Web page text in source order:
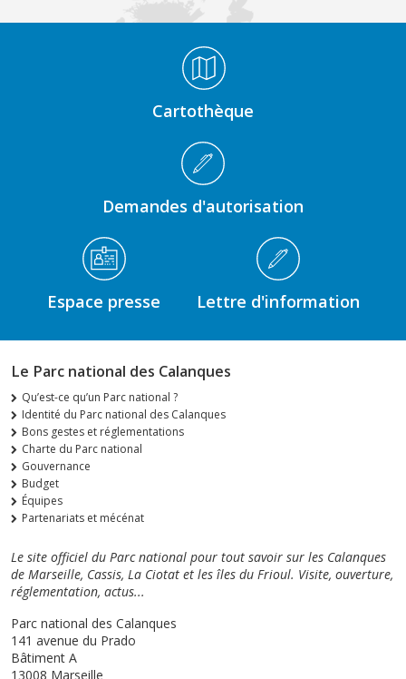
Cartothèque
Demandes d'autorisation
Espace presse Lettre d'information
Le Parc national des Calanques
Qu’est-ce qu’un Parc national ?
Identité du Parc national des Calanques
Bons gestes et réglementations
Charte du Parc national
Gouvernance
Budget
Équipes
Partenariats et mécénat
Le site officiel du Parc national pour tout savoir sur les Calanques
de Marseille, Cassis, La Ciotat et les îles du Frioul. Visite, ouverture,
réglementation, actus...
Parc national des Calanques
141 avenue du Prado
Bâtiment A
13008 Marseille